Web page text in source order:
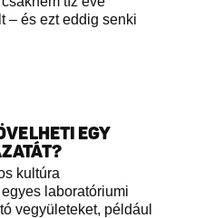
– és ezt eddig senki
EGY
kultúra
laboratóriumi
vegyületeket, például